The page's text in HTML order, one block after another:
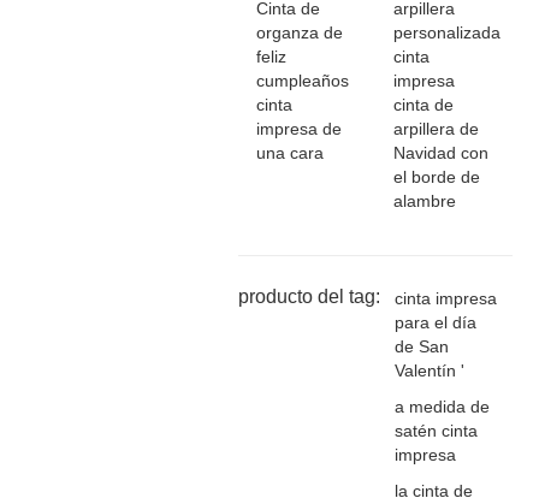
Cinta de
organza de
feliz
cumpleaños
cinta
impresa de
una cara
arpillera
personalizada
cinta
impresa
cinta de
arpillera de
Navidad con
el borde de
alambre
producto del tag:
cinta impresa
para el día
de San
Valentín '
a medida de
satén cinta
impresa
la cinta de